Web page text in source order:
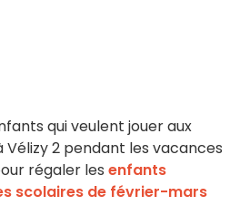
qui veulent jouer aux
2 pendant les vacances
régaler les enfants
scolaires de février-mars